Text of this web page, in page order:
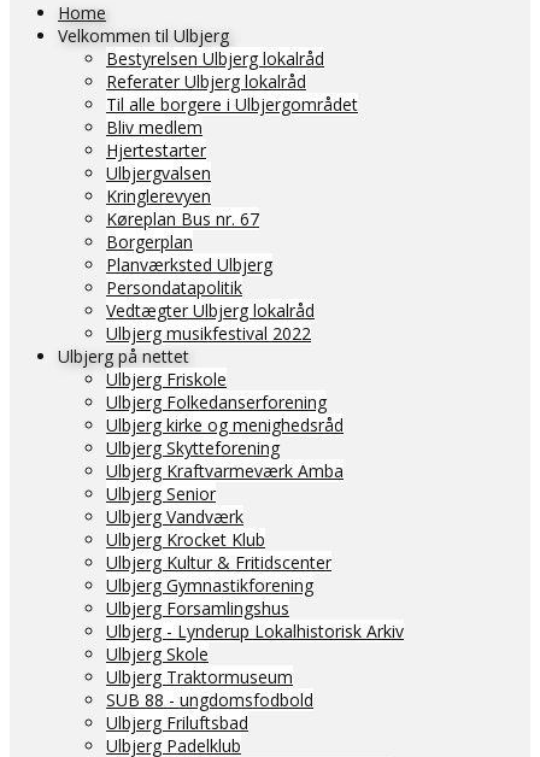
Home
Velkommen til Ulbjerg
Bestyrelsen Ulbjerg lokalråd
Referater Ulbjerg lokalråd
Til alle borgere i Ulbjergområdet
Bliv medlem
Hjertestarter
Ulbjergvalsen
Kringlerevyen
Køreplan Bus nr. 67
Borgerplan
Planværksted Ulbjerg
Persondatapolitik
Vedtægter Ulbjerg lokalråd
Ulbjerg musikfestival 2022
Ulbjerg på nettet
Ulbjerg Friskole
Ulbjerg Folkedanserforening
Ulbjerg kirke og menighedsråd
Ulbjerg Skytteforening
Ulbjerg Kraftvarmeværk Amba
Ulbjerg Senior
Ulbjerg Vandværk
Ulbjerg Krocket Klub
Ulbjerg Kultur & Fritidscenter
Ulbjerg Gymnastikforening
Ulbjerg Forsamlingshus
Ulbjerg - Lynderup Lokalhistorisk Arkiv
Ulbjerg Skole
Ulbjerg Traktormuseum
SUB 88 - ungdomsfodbold
Ulbjerg Friluftsbad
Ulbjerg Padelklub